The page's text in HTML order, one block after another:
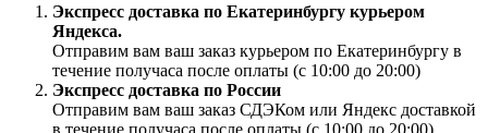
Экспресс доставка по Екатеринбургу курьером
Яндекса.
Отправим вам ваш заказ курьером по Екатеринбургу в
течение получаса после оплаты (с 10:00 до 20:00)
Экспресс доставка по России
Отправим вам ваш заказ СДЭКом или Яндекс доставкой
в течение получаса после оплаты (с 10:00 до 20:00).